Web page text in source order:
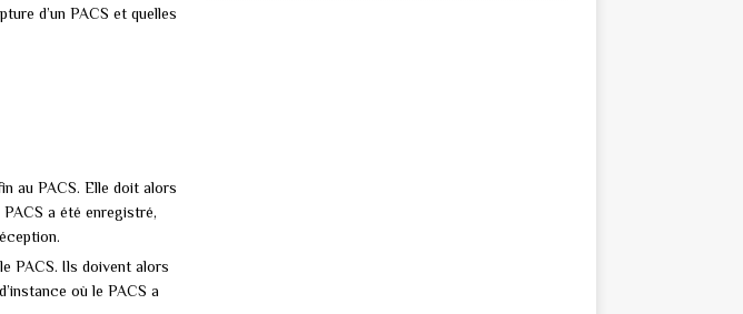
d’un PACS et quelles
au PACS. Elle doit alors
a été enregistré,
PACS. Ils doivent alors
où le PACS a